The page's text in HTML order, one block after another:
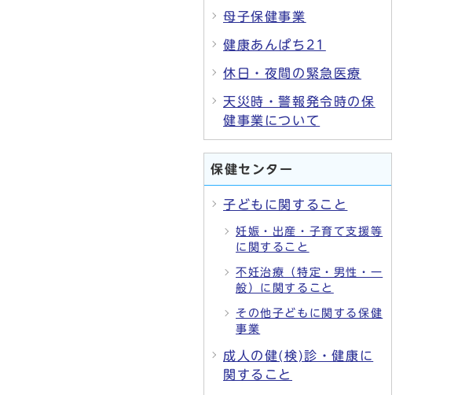
母子保健事業
健康あんぱち21
休日・夜間の緊急医療
天災時・警報発令時の保
健事業について
保健センター
子どもに関すること
妊娠・出産・子育て支援等
に関すること
不妊治療（特定・男性・一
般）に関すること
その他子どもに関する保健
事業
成人の健(検)診・健康に
関すること